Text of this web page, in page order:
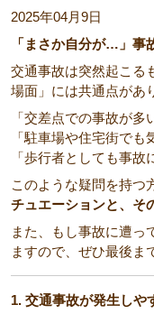
2025年04月9日
「まさか自分が…」事
交通事故は突然起こる
場面」には共通点があ
「交差点での事故が多
「駐車場や住宅街でも
「歩行者としても事故
このような疑問を持つ
チュエーションと、そ
また、もし事故に遭っ
ますので、ぜひ最後ま
1. 交通事故が発生しや